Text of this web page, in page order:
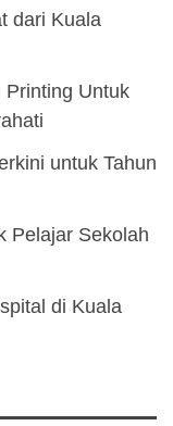
dari Kuala
Printing Untuk
untuk Tahun
Pelajar Sekolah
di Kuala